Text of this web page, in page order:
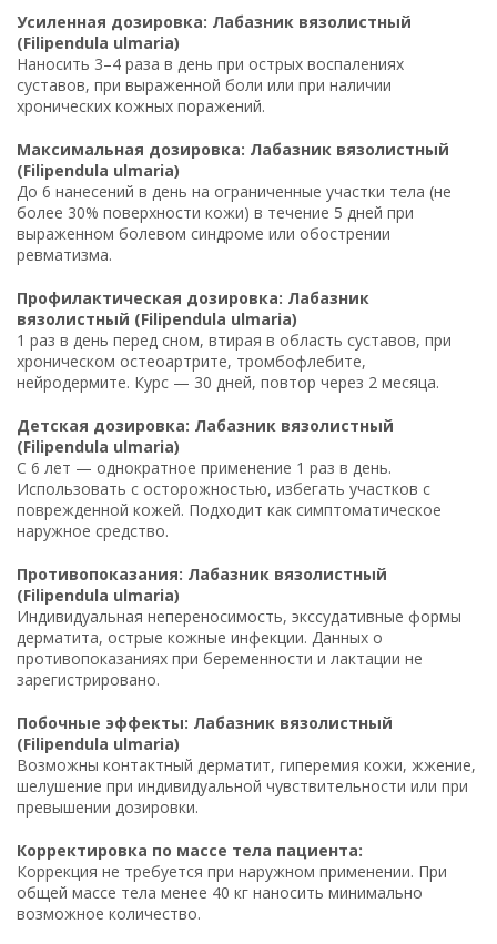
Усиленная дозировка: Лабазник вязолистный
(Filipendula ulmaria)
Наносить 3–4 раза в день при острых воспалениях
суставов, при выраженной боли или при наличии
хронических кожных поражений.
Максимальная дозировка: Лабазник вязолистный
(Filipendula ulmaria)
До 6 нанесений в день на ограниченные участки тела (не
более 30% поверхности кожи) в течение 5 дней при
выраженном болевом синдроме или обострении
ревматизма.
Профилактическая дозировка: Лабазник
вязолистный (Filipendula ulmaria)
1 раз в день перед сном, втирая в область суставов, при
хроническом остеоартрите, тромбофлебите,
нейродермите. Курс — 30 дней, повтор через 2 месяца.
Детская дозировка: Лабазник вязолистный
(Filipendula ulmaria)
С 6 лет — однократное применение 1 раз в день.
Использовать с осторожностью, избегать участков с
поврежденной кожей. Подходит как симптоматическое
наружное средство.
Противопоказания: Лабазник вязолистный
(Filipendula ulmaria)
Индивидуальная непереносимость, экссудативные формы
дерматита, острые кожные инфекции. Данных о
противопоказаниях при беременности и лактации не
зарегистрировано.
Побочные эффекты: Лабазник вязолистный
(Filipendula ulmaria)
Возможны контактный дерматит, гиперемия кожи, жжение,
шелушение при индивидуальной чувствительности или при
превышении дозировки.
Корректировка по массе тела пациента:
Коррекция не требуется при наружном применении. При
общей массе тела менее 40 кг наносить минимально
возможное количество.